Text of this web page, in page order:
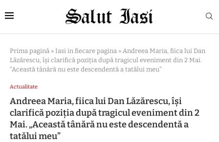
Prima pagină » Iasi in fiecare pagina » Andreea Maria, fiica lui Dan
Lăzărescu, își clarifică poziția după tragicul eveniment din 2 Mai.
“Această tânără nu este descendentă a tatălui meu”
Actualitate
Andreea Maria, fiica lui Dan Lăzărescu, își
clarifică poziția după tragicul eveniment din 2
Mai. „Această tânără nu este descendentă a
tatălui meu”